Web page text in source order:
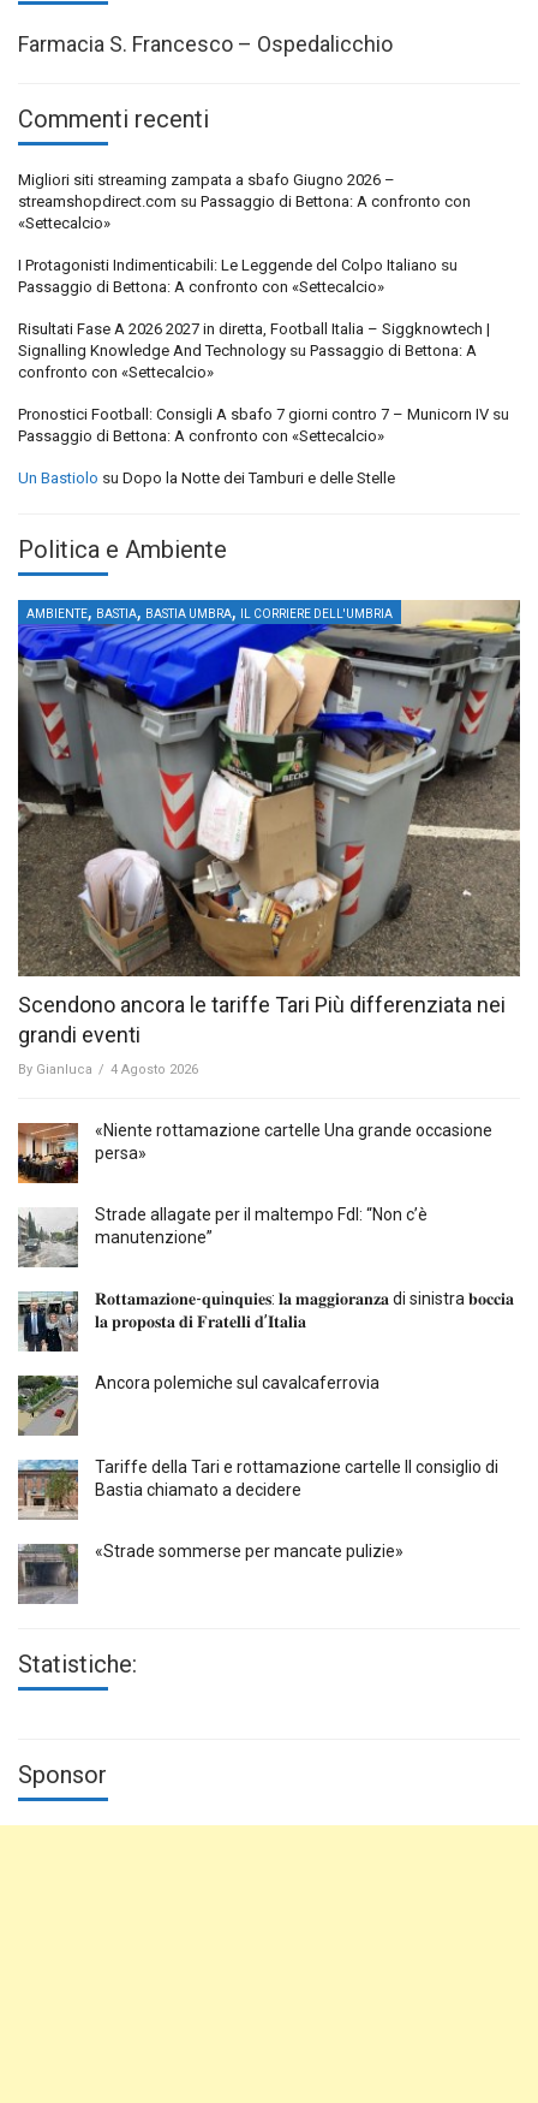
Farmacia S. Francesco – Ospedalicchio
Commenti recenti
Migliori siti streaming zampata a sbafo Giugno 2026 –
streamshopdirect.com su Passaggio di Bettona: A confronto con
«Settecalcio»
I Protagonisti Indimenticabili: Le Leggende del Colpo Italiano su
Passaggio di Bettona: A confronto con «Settecalcio»
Risultati Fase A 2026 2027 in diretta, Football Italia – Siggknowtech |
Signalling Knowledge And Technology su Passaggio di Bettona: A
confronto con «Settecalcio»
Pronostici Football: Consigli A sbafo 7 giorni contro 7 – Municorn IV su
Passaggio di Bettona: A confronto con «Settecalcio»
Un Bastiolo su Dopo la Notte dei Tamburi e delle Stelle
Politica e Ambiente
AMBIENTE, BASTIA, BASTIA UMBRA, IL CORRIERE DELL'UMBRIA
Scendono ancora le tariffe Tari Più differenziata nei
grandi eventi
By Gianluca / 4 Agosto 2026
«Niente rottamazione cartelle Una grande occasione
persa»
Strade allagate per il maltempo FdI: “Non c’è
manutenzione”
𝐑𝐨𝐭𝐭𝐚𝐦𝐚𝐳𝐢𝐨𝐧𝐞-𝐪𝐮i𝐧𝐪𝐮𝐢𝐞𝐬: 𝐥𝐚 𝐦𝐚𝐠𝐠𝐢𝐨𝐫𝐚𝐧𝐳𝐚 di sinistra 𝐛𝐨𝐜𝐜𝐢𝐚
𝐥𝐚 𝐩𝐫𝐨𝐩𝐨𝐬𝐭𝐚 𝐝𝐢 𝐅𝐫𝐚𝐭𝐞𝐥𝐥𝐢 𝐝’𝐈𝐭𝐚𝐥𝐢𝐚
Ancora polemiche sul cavalcaferrovia
Tariffe della Tari e rottamazione cartelle Il consiglio di
Bastia chiamato a decidere
«Strade sommerse per mancate pulizie»
Statistiche:
Sponsor